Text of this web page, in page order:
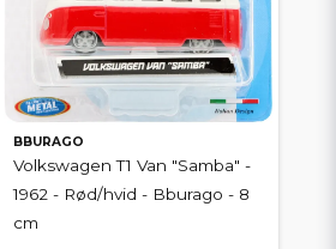
BBURAGO
Volkswagen T1 Van "Samba" -
1962 - Rød/hvid - Bburago - 8
cm